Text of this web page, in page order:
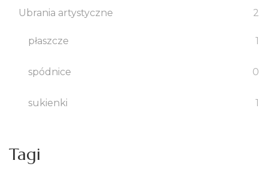
Ubrania artystyczne 2
płaszcze 1
spódnice 0
sukienki 1
Tagi